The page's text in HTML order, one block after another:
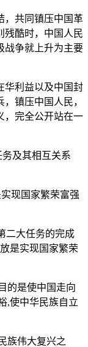
共同镇压中国革
残酷时，中国人民
战争就上升为主要
利益以及中国封
镇压中国人民，
，完全公开站在一
及其相互关系
现国家繁荣富强
大任务的完成
是实现国家繁荣
是使中国走向
,使中华民族自立
伟大复兴之